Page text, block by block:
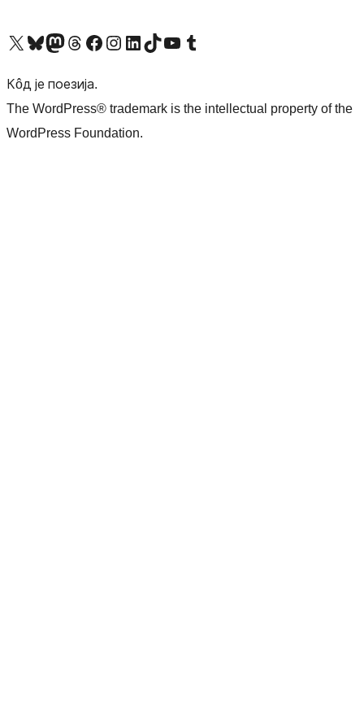
Visit our X (formerly Twitter) account
Посетите наш Bluesky налог
Visit our Mastodon account
Посетите наш налог на Threads-у Visit our Facebook pageПосетите наш Инстаграм налог
Visit our LinkedIn account
Посетите наш TikTok налог
Visit our YouTube channel
Посетите наш Tumblr налог
Кôд је поезија.
The WordPress® trademark is the intellectual property of the
WordPress Foundation.